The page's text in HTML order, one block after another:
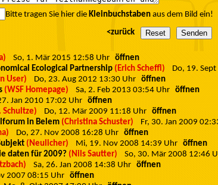
Bitte tragen Sie hier die Kleinbuchstaben aus dem Bild ein!
<zurück
So, 1. Mär 2015 12:58 Uhr öffnen
Ecological Partnership (Erich Scheffl) Do, 19.
User) Do, 23. Aug 2012 13:30 Uhr öffnen
(WSF Homepage) Sa, 2. Feb 2013 03:54 Uhr öffnen
Jan 2010 17:02 Uhr öffnen
Schultze) Do, 12. Mär 2009 11:18 Uhr öffnen
in Belem (Christina Schuster) Fr, 30. Jan 2009
Do, 27. Nov 2008 16:28 Uhr öffnen
(Neulicher) Mi, 19. Nov 2008 14:39 Uhr öffnen
daten für 2009? (Nils Sautter) So, 30. Mär 2008 12:46
Sa, 26. Jan 2008 14:38 Uhr öffnen
2007 08:15 Uhr öffnen